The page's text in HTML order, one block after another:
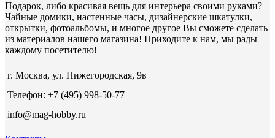
Подарок, либо красивая вещь для интерьера своими руками?
Чайные домики, настенные часы, дизайнерские шкатулки,
открытки, фотоальбомы, и многое другое Вы сможете сделать
из материалов нашего магазина! Приходите к нам, мы рады
каждому посетителю!
г. Москва, ул. Нижегородская, 9в
Телефон: +7 (495) 998-50-77
info@mag-hobby.ru